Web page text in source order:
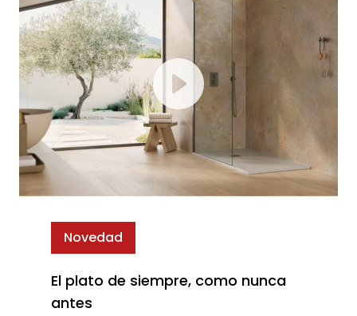
Novedad
El plato de siempre, como nunca
antes